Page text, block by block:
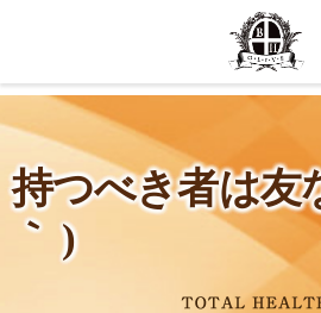
持つべき者は友
｀ )